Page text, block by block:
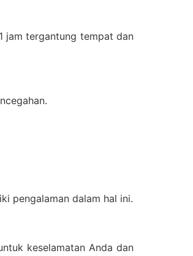
jam tergantung tempat dan
pengalaman dalam hal ini.
keselamatan Anda dan